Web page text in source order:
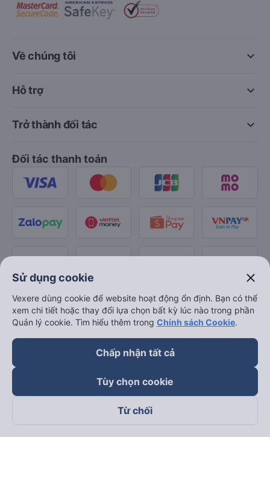
keyboard_arrow_down
Về chúng tôi
keyboard_arrow_down
Hỗ trợ
keyboard_arrow_down
Trở thành đối tác
Đối tác thanh toán
Theo dõi chúng tôi trên
Sử dụng cookie close
Vexere dùng cookie để website hoạt động ổn định. Bạn có thể
xem chi tiết hoặc thay đổi lựa chọn bất kỳ lúc nào trong phần
Quản lý cookie. Tìm hiểu thêm trong Chính sách Cookie.
Chấp nhận tất cả
Tùy chọn cookie
Từ chối